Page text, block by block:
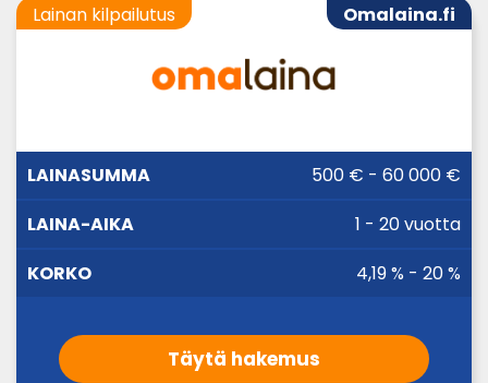
Omalaina.fi
Lainan kilpailutus
LAINASUMMA KORKO500 € - 60 000 €
1 - 20 vuotta
4,19 % - 20 %
Täytä hakemus